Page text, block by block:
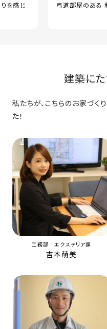
を感じ 弓道部屋のある
建築に
私たちが、こちらのお家づく
た！
工務部 エクステリア課
吉本萌美